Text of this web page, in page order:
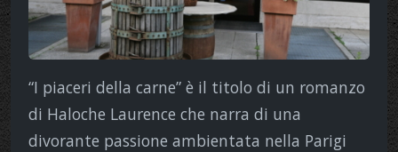
“I piaceri della carne” è il titolo di un romanzo
di Haloche Laurence che narra di una
divorante passione ambientata nella Parigi